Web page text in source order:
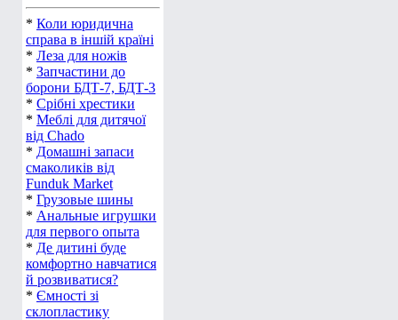
* Коли юридична
справа в іншій країні
* Леза для ножів
* Запчастини до
борони БДТ-7, БДТ-3
* Срібні хрестики
* Меблі для дитячої
від Chado
* Домашні запаси
смаколиків від
Funduk Market
* Грузовые шины
* Анальные игрушки
для первого опыта
* Де дитині буде
комфортно навчатися
й розвиватися?
* Ємності зі
склопластику